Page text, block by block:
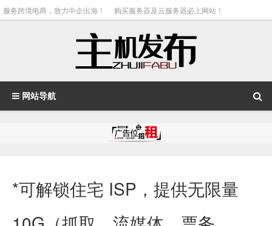
服务跨境电商，致力中企出海！ 购买服务器及云服务器必上网站！
网站导航
*可解锁住宅 ISP，提供无限量